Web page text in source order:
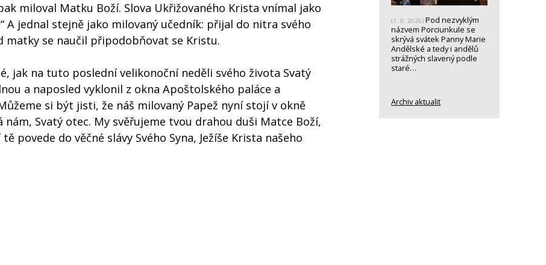
miloval Matku Boží. Slova Ukřižovaného Krista vnímal jako
A jednal stejně jako milovaný učedník: přijal do nitra svého
matky se naučil připodobňovat se Kristu.
jak na tuto poslední velikonoční neděli svého života Svatý
a naposled vyklonil z okna Apoštolského paláce a
si být jisti, že náš milovaný Papež nyní stojí v okně
nám, Svatý otec. My svěřujeme tvou drahou duši Matce Boží,
povede do věčné slávy Svého Syna, Ježíše Krista našeho
(1. 8. 2026) Pod nezvyklým
názvem Porciunkule se
skrývá svátek Panny Marie
Andělské a tedy i andělů
strážných slavený podle
staré…
Archiv aktualit